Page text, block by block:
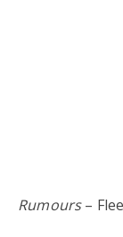
Rumours–